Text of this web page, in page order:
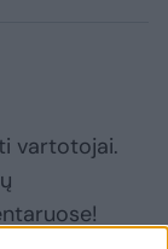
vartotojai.